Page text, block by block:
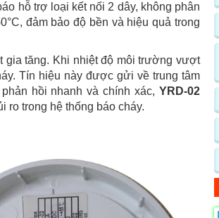
hỗ trợ loại kết nối 2 dây, không phân
đảm bảo độ bền và hiệu quả trong
tăng. Khi nhiệt độ môi trường vượt
Tín hiệu này được gửi về trung tâm
hồi nhanh và chính xác, YRD-02
ro trong hệ thống báo cháy.